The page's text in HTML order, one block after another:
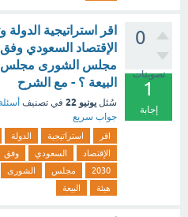
0
تصويتات
1
إجابة
اقر استراتيجية الدولة
مجلس الشورى مجلس
البيعة ؟ - مع الشرح
سُئل يونيو 22 في تصنيف
جواب سريع
اقر استراتيجية الدولة
الإقتصاد
السعودي وفق
2030
مجلس الشورى
هيئة
البيعة